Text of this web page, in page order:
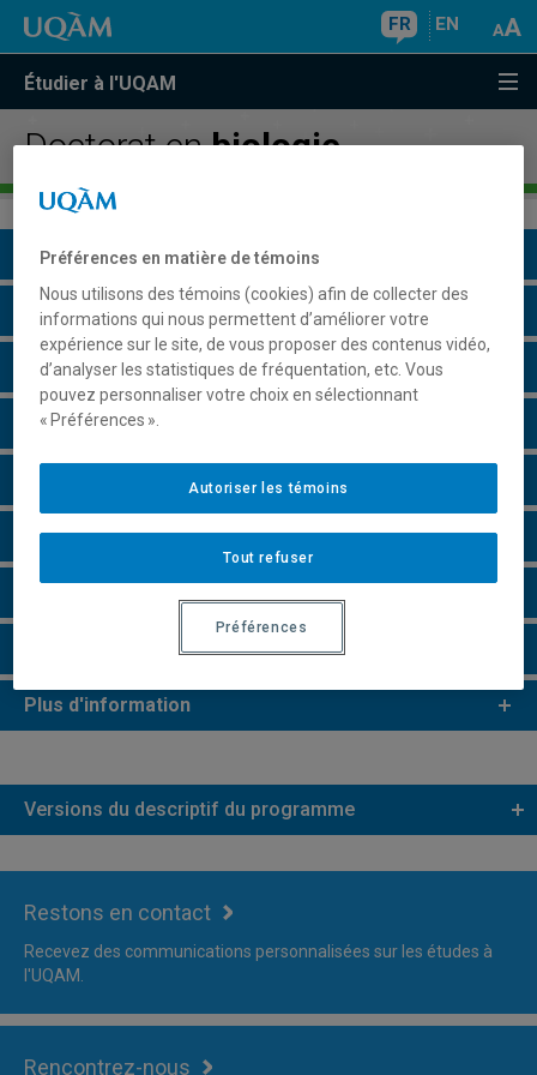
FR EN
Étudier à l'UQAM
Doctorat enbiologie
Présentation du programme
Conditions d'admission
Cours à suivre et horaires
Particularités
Perspectives professionnelles
Champs de recherche
Faire une demande d'admission
Plus d'information
Versions du descriptif du programme
Restons en contact
Recevez des communications personnalisées sur les études à
l'UQAM.
Rencontrez-nous
Préférences en matière de témoins
Nous utilisons des témoins (cookies) afin de collecter des
informations qui nous permettent d’améliorer votre
expérience sur le site, de vous proposer des contenus vidéo,
d’analyser les statistiques de fréquentation, etc. Vous
pouvez personnaliser votre choix en sélectionnant
« Préférences ».
Tout refuser
Autoriser les témoins
Préférences